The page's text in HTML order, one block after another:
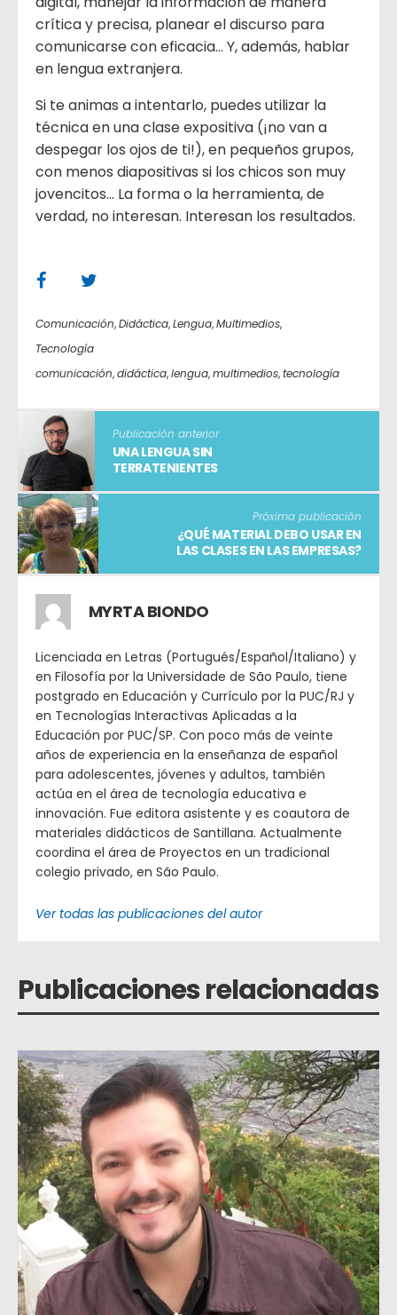
crítica y precisa, planear el discurso para
comunicarse con eficacia… Y, además, hablar
en lengua extranjera.
Si te animas a intentarlo, puedes utilizar la
técnica en una clase expositiva (¡no van a
despegar los ojos de ti!), en pequeños grupos,
con menos diapositivas si los chicos son muy
jovencitos… La forma o la herramienta, de
verdad, no interesan. Interesan los resultados.
Comunicación,Didáctica,Lengua,Multimedios,
Tecnología
comunicación,didáctica,lengua,multimedios,tecnología
Publicación anterior
UNA LENGUA SIN
TERRATENIENTES
Próxima publicación
¿QUÉ MATERIAL DEBO USAR EN
LAS CLASES EN LAS EMPRESAS?
MYRTA BIONDO
Licenciada en Letras (Portugués/Español/Italiano) y
en Filosofía por la Universidade de São Paulo, tiene
postgrado en Educación y Currículo por la PUC/RJ y
en Tecnologías Interactivas Aplicadas a la
Educación por PUC/SP. Con poco más de veinte
años de experiencia en la enseñanza de español
para adolescentes, jóvenes y adultos, también
actúa en el área de tecnología educativa e
innovación. Fue editora asistente y es coautora de
materiales didácticos de Santillana. Actualmente
coordina el área de Proyectos en un tradicional
colegio privado, en São Paulo.
Ver todas las publicaciones del autor
Publicaciones relacionadas